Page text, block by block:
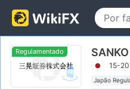
Regulamentado
15-
Japão
2
3
4 0
4
5
6